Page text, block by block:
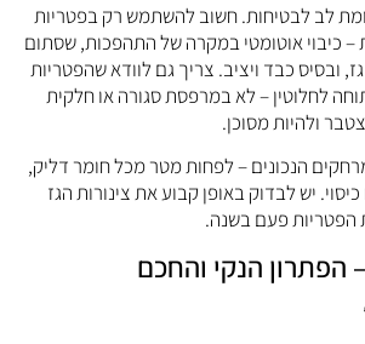
לב לבטיחות. חשוב להשתמש רק בפטריות
כיבוי אוטומטי במקרה של התהפכות, שסתום
כבד ויציב. צריך גם לוודא שהפטריות
– לא במרפסת סגורה או חלקית
ולהיות מסוכן.
הנכונים – לפחות מטר מכל חומר דליק,
יש לבדוק באופן קבוע את צינורות הגז
פעם בשנה.
הנקי והחכם